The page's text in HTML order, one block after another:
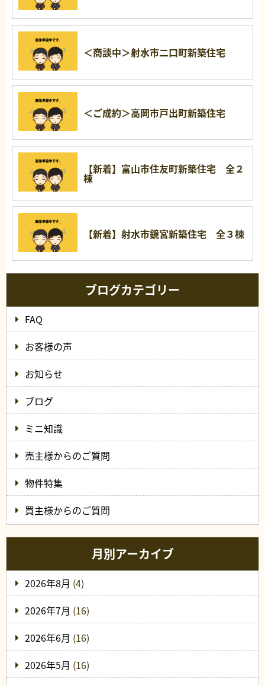
＜商談中＞射水市二口町新築住宅
＜ご成約＞高岡市戸出町新築住宅
【新着】富山市住友町新築住宅 全２
棟
【新着】射水市鏡宮新築住宅 全３棟
ブログカテゴリー
FAQ
お客様の声
お知らせ
ブログ
ミニ知識
売主様からのご質問
物件特集
買主様からのご質問
月別アーカイブ
2026年8月 (4)
2026年7月 (16)
2026年6月 (16)
2026年5月 (16)